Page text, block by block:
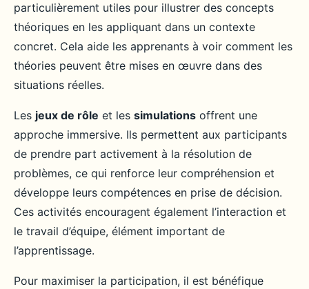
particulièrement utiles pour illustrer des concepts
théoriques en les appliquant dans un contexte
concret. Cela aide les apprenants à voir comment les
théories peuvent être mises en œuvre dans des
situations réelles.
Les jeux de rôle et les simulations offrent une
approche immersive. Ils permettent aux participants
de prendre part activement à la résolution de
problèmes, ce qui renforce leur compréhension et
développe leurs compétences en prise de décision.
Ces activités encouragent également l’interaction et
le travail d’équipe, élément important de
l’apprentissage.
Pour maximiser la participation, il est bénéfique